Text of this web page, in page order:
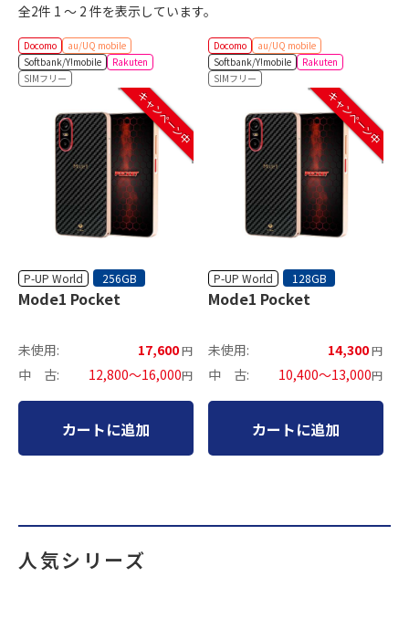
全2件 1 ～ 2 件を表示しています。
Docomo
au/UQ mobile
Softbank/Y!mobile
Rakuten
SIMフリー
キャンペーン中
P-UP World 256GB
Mode1 Pocket
未使用: 17,600円
中 古: 12,800～16,000円
カートに追加
Docomo
au/UQ mobile
Softbank/Y!mobile
Rakuten
SIMフリー
キャンペーン中
P-UP World 128GB
Mode1 Pocket
未使用: 14,300円
中 古: 10,400～13,000円
カートに追加
人気シリーズ